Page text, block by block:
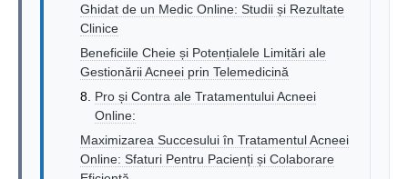
Ghidat de un Medic Online: Studii și Rezultate
Clinice
Beneficiile Cheie și Potențialele Limitări ale
Gestionării Acneei prin Telemedicină
Pro și Contra ale Tratamentului Acneei
Online:
Maximizarea Succesului în Tratamentul Acneei
Online: Sfaturi Pentru Pacienți și Colaborare